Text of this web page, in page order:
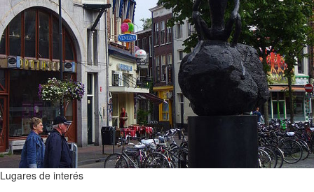
Lugares de interés